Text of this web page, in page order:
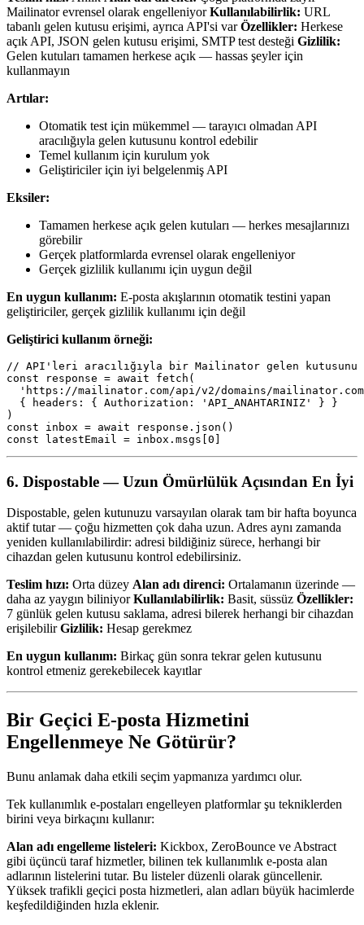
Mailinator evrensel olarak engelleniyorKullanılabilirlik: URL
tabanlı gelen kutusu erişimi, ayrıca API'si varÖzellikler: Herkese
açık API, JSON gelen kutusu erişimi, SMTP test desteği Gizlilik:
Gelen kutuları tamamen herkese açık — hassas şeyler için
kullanmayın
Artılar:
Otomatik test için mükemmel — tarayıcı olmadan API
aracılığıyla gelen kutusunu kontrol edebilir
Temel kullanım için kurulum yok
Geliştiriciler için iyi belgelenmiş API
Eksiler:
Tamamen herkese açık gelen kutuları — herkes mesajlarınızı
görebilir
Gerçek platformlarda evrensel olarak engelleniyor
Gerçek gizlilik kullanımı için uygun değil
En uygun kullanım: E-posta akışlarının otomatik testini yapan
geliştiriciler, gerçek gizlilik kullanımı için değil
Geliştirici kullanım örneği:
// API'leri aracılığıyla bir Mailinator gelen
const response = await fetch(
'https://mailinator.com/api/v2/domains/
  { headers: { Authorization: 'API_ANAHTARINIZ' } }
)
const inbox = await response.json()
6. Dispostable — Uzun Ömürlülük Açısından En İyi
Dispostable, gelen kutunuzu varsayılan olarak tam bir hafta boyunca
aktif tutar — çoğu hizmetten çok daha uzun. Adres aynı zamanda
yeniden kullanılabilirdir: adresi bildiğiniz sürece, herhangi bir
cihazdan gelen kutusunu kontrol edebilirsiniz.
Teslim hızı: Orta düzey Alan adı direnci: Ortalamanın üzerinde —
daha az yaygın biliniyorKullanılabilirlik: Basit, süssüz Özellikler:
7 günlük gelen kutusu saklama, adresi bilerek herhangi bir cihazdan
erişilebilirGizlilik: Hesap gerekmez
En uygun kullanım: Birkaç gün sonra tekrar gelen kutusunu
kontrol etmeniz gerekebilecek kayıtlar
Bir Geçici E-posta Hizmetini
Engellenmeye Ne Götürür?
Bunu anlamak daha etkili seçim yapmanıza yardımcı olur.
Tek kullanımlık e-postaları engelleyen platformlar şu tekniklerden
birini veya birkaçını kullanır:
Alan adı engelleme listeleri: Kickbox, ZeroBounce ve Abstract
gibi üçüncü taraf hizmetler, bilinen tek kullanımlık e-posta alan
adlarının listelerini tutar. Bu listeler düzenli olarak güncellenir.
Yüksek trafikli geçici posta hizmetleri, alan adları büyük hacimlerde
keşfedildiğinden hızla eklenir.